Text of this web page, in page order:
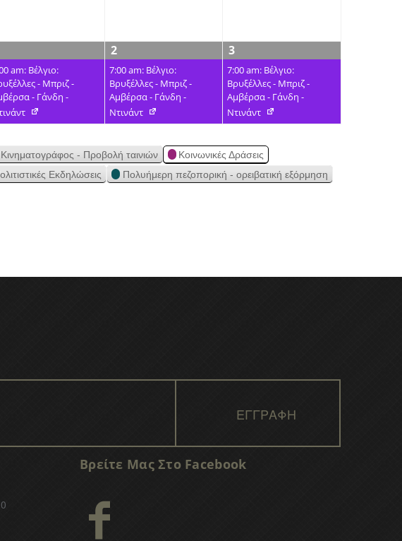
am: Βέλγιο:
- Μπριζ -
- Γάνδη -
2
7:00 am: Βέλγιο:
Βρυξέλλες - Μπριζ -
Αμβέρσα - Γάνδη -
Ντινάντ
3
7:00 am: Βέλγιο:
Βρυξέλλες - Μπριζ -
Αμβέρσα - Γάνδη -
Ντινάντ
Κινηματογράφος - Προβολή ταινιών
Κοινωνικές Δράσεις
Εκδηλώσεις
Πολυήμερη πεζοπορική - ορειβατική εξόρμηση
Βρείτε Μας Στο Facebook